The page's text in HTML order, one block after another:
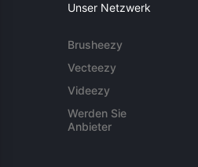
Unser Netzwerk
Brusheezy
Vecteezy
Videezy
Werden Sie
Anbieter